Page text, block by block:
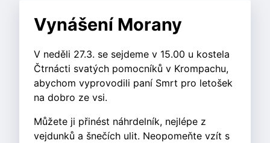
Vynášení Morany
V neděli 27.3. se sejdeme v 15.00 u kostela
Čtrnácti svatých pomocníků v Krompachu,
abychom vyprovodili paní Smrt pro letošek
na dobro ze vsi.
Můžete ji přinést náhrdelník, nejlépe z
vejdunků a šnečích ulit. Neopomeňte vzít s